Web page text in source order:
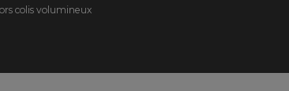
DEUTSCHLAND
colis volumineux